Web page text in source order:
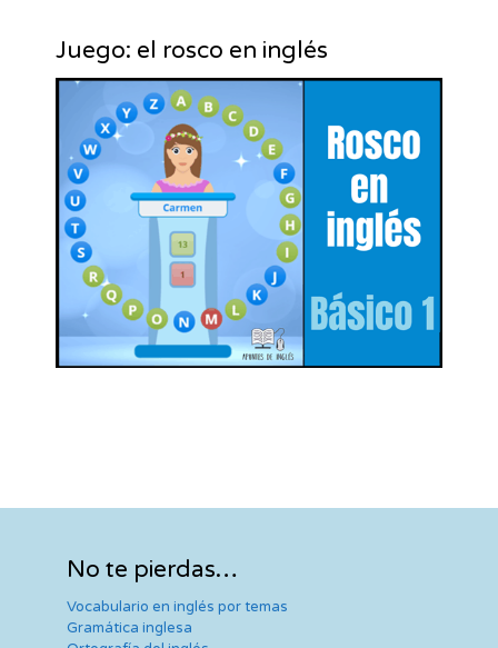
Juego: el rosco en inglés
No te pierdas…
Vocabulario en inglés por temas
Gramática inglesa